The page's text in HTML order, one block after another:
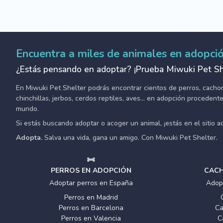
Encuentra a miles de animales en
¿Estás pensando en adoptar? ¡Prueba Miwuki Pet
En Miwuki Pet Shelter podrás encontrar cientos de perros,
chinchillas, jerbos, cerdos reptiles, aves... en adopción
mundo.
Si estás buscando adoptar o acoger un animal, ¡estás en el sitio
Adopta. Salva una vida, gana un amigo. Con Miwuki Pet Shelter.
PERROS EN ADOPCIÓN
Adoptar perros en España
Perros en Madrid
Perros en Barcelona
Perros en Valencia